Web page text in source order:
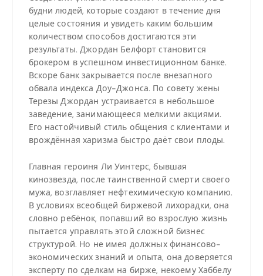
будни людей, которые создают в течение дня
целые состояния и увидеть каким большим
количеством способов достигаются эти
результаты. Джордан Белфорт становится
брокером в успешном инвестиционном банке.
Вскоре банк закрывается после внезапного
обвала индекса Доу-Джонса. По совету жены
Терезы Джордан устраивается в небольшое
заведение, занимающееся мелкими акциями.
Его настойчивый стиль общения с клиентами и
врождённая харизма быстро даёт свои плоды.
Главная героиня Ли Уинтерс, бывшая
кинозвезда, после таинственной смерти своего
мужа, возглавляет нефтехимическую компанию.
В условиях всеобщей биржевой лихорадки, она
словно ребёнок, попавший во взрослую жизнь
пытается управлять этой сложной бизнес
структурой. Но не имея должных финансово-
экономических знаний и опыта, она доверяется
эксперту по сделкам на бирже, некоему Хаббелу